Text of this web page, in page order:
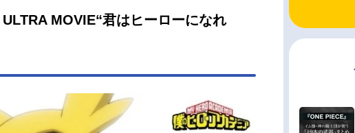
MOVIE“君はヒーローになれ